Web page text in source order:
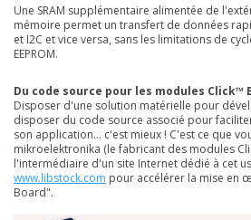
Une SRAM supplémentaire alimentée de
mémoire permet un transfert de données
et I2C et vice versa, sans les limitations de
EEPROM.
Du code source pour les modules Click™
Disposer d'une solution matérielle pour
disposer du code source associé pour
son application... c'est mieux ! C'est ce que
mikroelektronika (le fabricant des modules
l'intermédiaire d'un site Internet dédié à cet
www.libstock.com pour accélérer la mise en
Board".